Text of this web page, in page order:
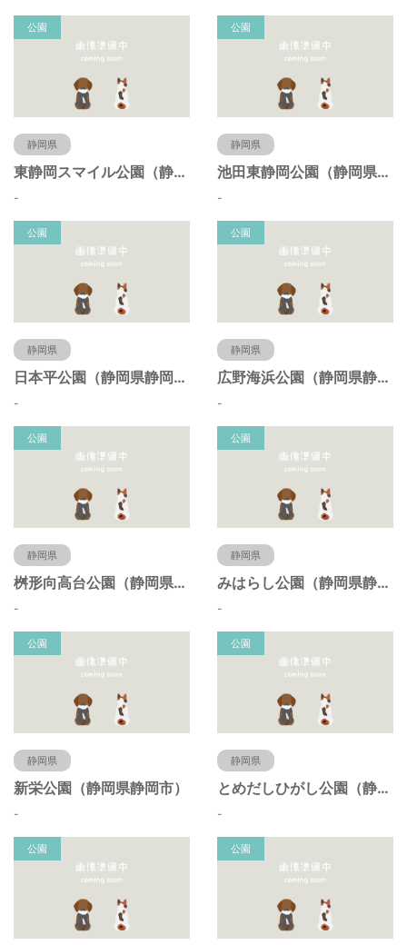
公園
静岡県
東静岡スマイル公園（静岡県静岡市）
-
公園
静岡県
池田東静岡公園（静岡県静岡市）
-
公園
静岡県
日本平公園（静岡県静岡市）
-
公園
静岡県
広野海浜公園（静岡県静岡市）
-
公園
静岡県
桝形向高台公園（静岡県静岡市）
-
公園
静岡県
みはらし公園（静岡県静岡市）
-
公園
静岡県
新栄公園（静岡県静岡市）
-
公園
静岡県
とめだしひがし公園（静岡県静岡市）
-
公園 公園